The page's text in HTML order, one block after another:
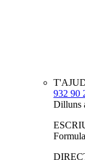
932 90
Dilluns